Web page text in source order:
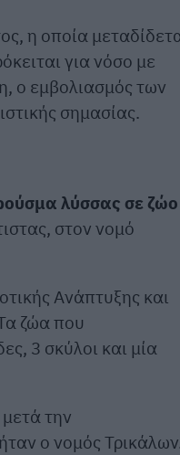
η οποία
για νόσο με
ο εμβολιασμός των
σημασίας.
λύσσας σε ζώο
στον νομό
Ανάπτυξης και
ζώα που
3 σκύλοι και μία
την
ο νομός